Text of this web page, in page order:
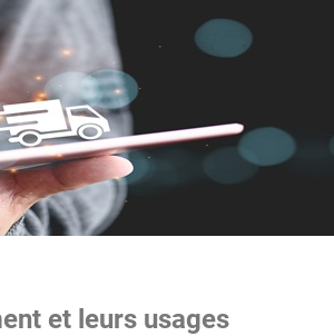
et leurs usages